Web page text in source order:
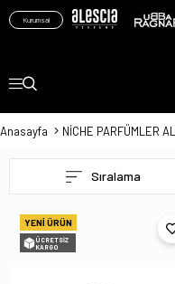
Kurumsal
Anasayfa NİCHE PARFÜMLER
Sıralama
YENI ÜRÜN
ÜCRETSIZ
KARGO